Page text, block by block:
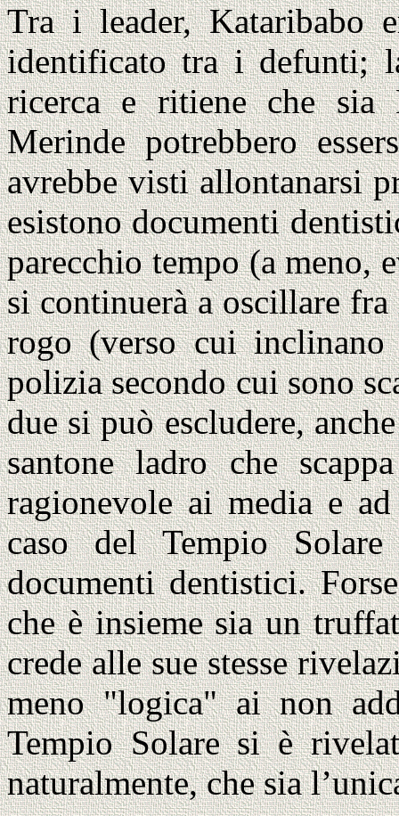
Tra i leader, Kataribabo
identificato tra i defunti;
ricerca e ritiene che sia
Merinde potrebbero
avrebbe visti allontanarsi
esistono documenti
parecchio tempo (a meno,
si continuerà a oscillare
rogo (verso cui
polizia secondo cui sono
due si può escludere,
santone ladro che
ragionevole ai media e
caso del Tempio
documenti dentistici.
che è insieme sia un
crede alle sue stesse
meno "logica" ai non
Tempio Solare si è
naturalmente, che sia